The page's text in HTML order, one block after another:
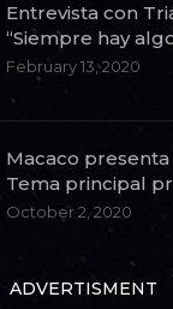
Entrevista con
“Siempre hay
February 13, 2020
Macaco presenta
Tema principal
October 2, 2020
ADVERTISMENT